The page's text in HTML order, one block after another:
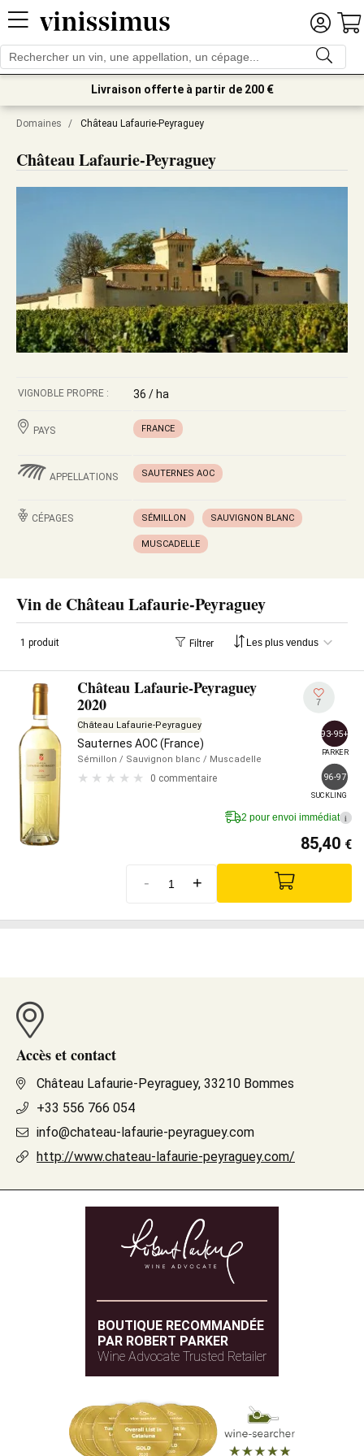
Livraison offerte à partir de 200 €
Domaines / Château Lafaurie-Peyraguey
Château Lafaurie-Peyraguey
VIGNOBLE PROPRE : 36 / ha
PAYS FRANCE
APPELLATIONS SAUTERNES AOC
CÉPAGES SÉMILLON SAUVIGNON BLANC
MUSCADELLE
Vin de Château Lafaurie-Peyraguey
1 produit Filtrer
Château Lafaurie-Peyraguey
2020
Château Lafaurie-Peyraguey
Sauternes AOC (France)
Sémillon / Sauvignon blanc / Muscadelle
0 commentaire
7
93-95+
PARKER
96-97
SUCKLING
2 pour envoi immédiat i
85,40 €
- +
Accès et contact
Château Lafaurie-Peyraguey, 33210 Bommes
+33 556 766 054
info@chateau-lafaurie-peyraguey.com
http://www.chateau-lafaurie-peyraguey.com/
BOUTIQUE RECOMMANDÉE
PAR ROBERT PARKER
Wine Advocate Trusted Retailer